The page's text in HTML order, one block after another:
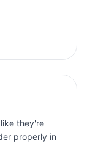
they're
properly in